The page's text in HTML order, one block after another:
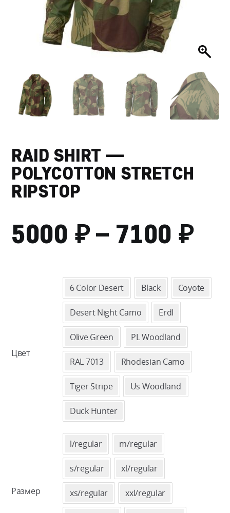
RAID SHIRT —
POLYCOTTON STRETCH
RIPSTOP
5000 ₽– 7100 ₽
–
Цвет
6 Color Desert Black Coyote
Desert Night Camo Erdl
Olive Green PL Woodland
RAL 7013 Rhodesian Camo
Tiger Stripe Us Woodland
Duck Hunter
Размер
l/regular m/regular
s/regular xl/regular
xs/regular xxl/regular